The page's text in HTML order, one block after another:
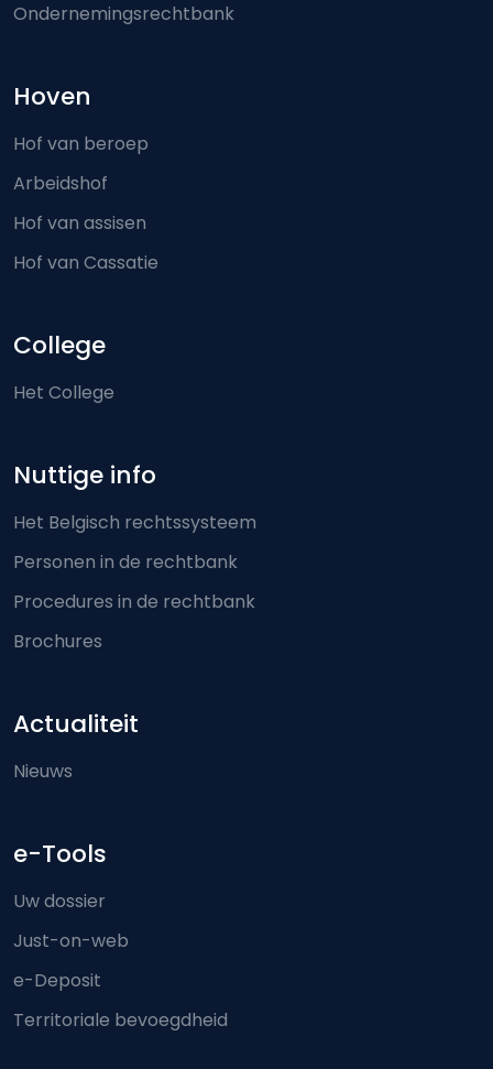
Ondernemingsrechtbank
Hoven
Hof van beroep
Arbeidshof
Hof van assisen
Hof van Cassatie
College
Het College
Nuttige info
Het Belgisch rechtssysteem
Personen in de rechtbank
Procedures in de rechtbank
Brochures
Actualiteit
Nieuws
e-Tools
Uw dossier
Just-on-web
e-Deposit
Territoriale bevoegdheid